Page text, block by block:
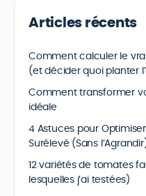
Articles récents
Comment calculer le
(et décider quoi planter
Comment transformer
idéale
4 Astuces pour
Surélevé (Sans
12 variétés de tomates
lesquelles j’ai testées)